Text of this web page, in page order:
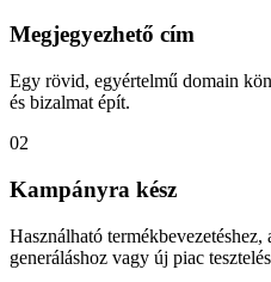
Megjegyezhető cím
Egy rövid, egyértelmű domain
és bizalmat épít.
02
Kampányra kész
Használható
generáláshoz vagy új piac